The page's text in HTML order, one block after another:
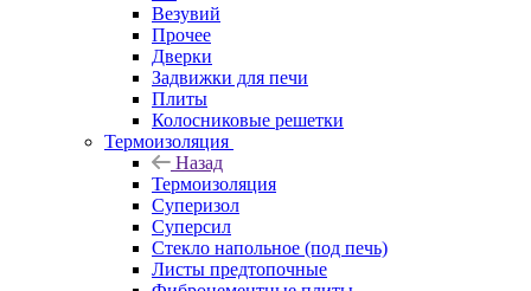
Везувий
Прочее
Дверки
Задвижки для печи
Плиты
Колосниковые решетки
Термоизоляция
Назад
Термоизоляция
Суперизол
Суперсил
Стекло напольное (под печь)
Листы предтопочные